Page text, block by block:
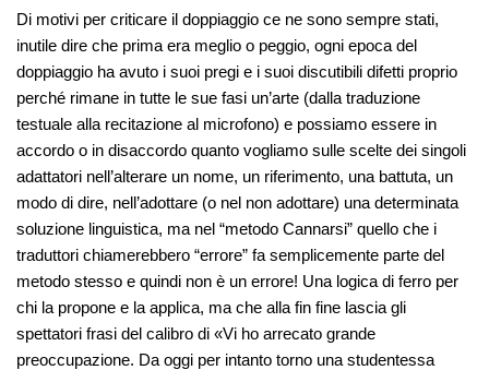
Di motivi per criticare il doppiaggio ce ne sono sempre stati,
inutile dire che prima era meglio o peggio, ogni epoca del
doppiaggio ha avuto i suoi pregi e i suoi discutibili difetti proprio
perché rimane in tutte le sue fasi un’arte (dalla traduzione
testuale alla recitazione al microfono) e possiamo essere in
accordo o in disaccordo quanto vogliamo sulle scelte dei singoli
adattatori nell’alterare un nome, un riferimento, una battuta, un
modo di dire, nell’adottare (o nel non adottare) una determinata
soluzione linguistica, ma nel “metodo Cannarsi” quello che i
traduttori chiamerebbero “errore” fa semplicemente parte del
metodo stesso e quindi non è un errore! Una logica di ferro per
chi la propone e la applica, ma che alla fin fine lascia gli
spettatori frasi del calibro di «Vi ho arrecato grande
preoccupazione. Da oggi per intanto torno una studentessa